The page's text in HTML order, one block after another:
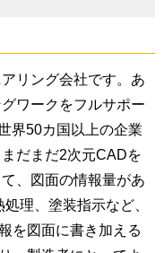
リング会社です。あ
ワークをフルサポー
界50カ国以上の企業
だまだ2次元CADを
、図面の情報量があ
理、塗装指示など、
を図面に書き加える